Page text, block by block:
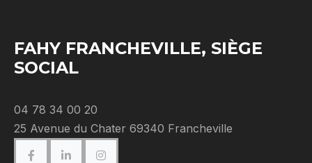
FAHY FRANCHEVILLE, SIÈGE
SOCIAL
04 78 34 00 20
25 Avenue du Chater 69340 Francheville